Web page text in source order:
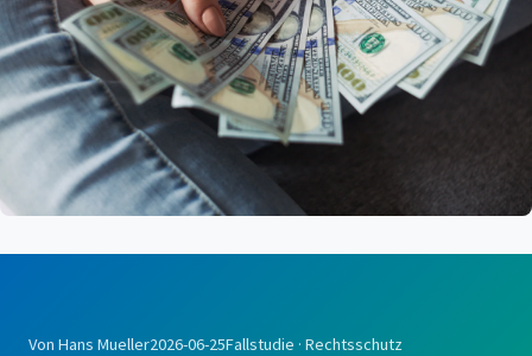
Von Hans Mueller2026-06-25Fallstudie · Rechtsschutz